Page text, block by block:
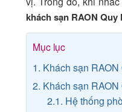
khách sạn RAON Quy
Mục lục
1. Khách sạn
2. Khách sạn
2.1. Hệ thống